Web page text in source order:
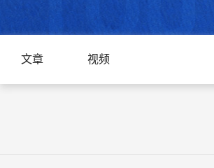
文章 视频